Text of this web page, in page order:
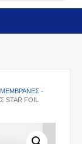
-
FOIL